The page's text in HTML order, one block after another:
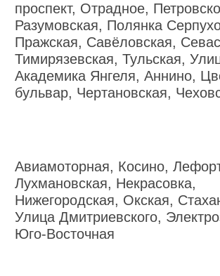
проспект, Отрадное,
Разумовская, Полянка
Пражская, Савёловская,
Тимирязевская, Тульская,
Академика Янгеля, Аннино,
бульвар, Чертановская,
Авиамоторная, Косино,
Лухмановская, Некрасовка,
Нижегородская, Окская,
Улица Дмитриевского,
Юго-Восточная